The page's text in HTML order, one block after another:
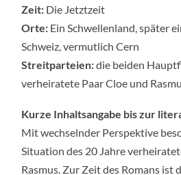
Zeit: Die Jetztzeit
Orte: Ein Schwellenland, später
Schweiz, vermutlich Cern
Streitparteien:die beiden
verheiratete Paar Cloe und
Kurze Inhaltsangabe bis zur
Mit wechselnder Perspektive
Situation des 20 Jahre
Rasmus. Zur Zeit des Romans ist